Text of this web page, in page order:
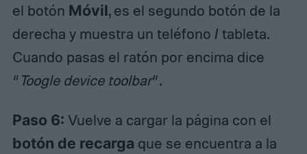
el botón Móvil, es el segundo botón de la
derecha y muestra un teléfono / tableta.
Cuando pasas el ratón por encima dice
“Toogle device toolbar”.
Paso 6: Vuelve a cargar la página con el
botón de recarga que se encuentra a la